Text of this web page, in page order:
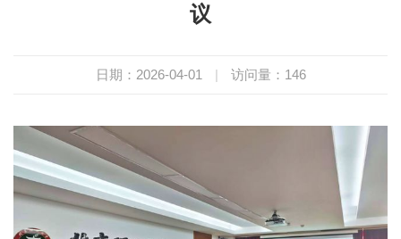
议
日期：2026-04-01 | 访问量： 146